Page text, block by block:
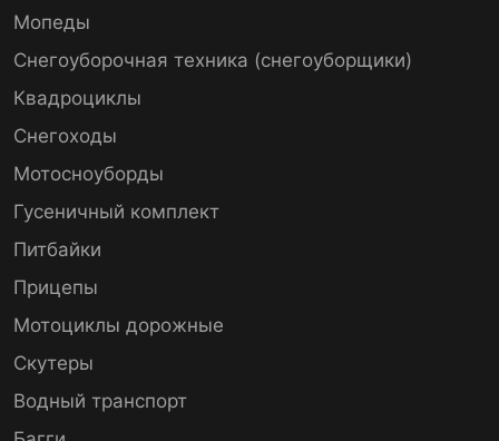
Мопеды
Снегоуборочная техника (снегоуборщики)
Квадроциклы
Снегоходы
Мотосноуборды
Гусеничный комплект
Питбайки
Прицепы
Мотоциклы дорожные
Скутеры
Водный транспорт